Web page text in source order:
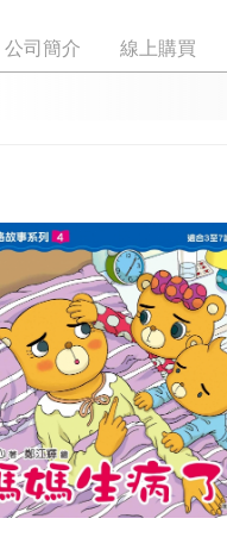
公司簡介 線上購買